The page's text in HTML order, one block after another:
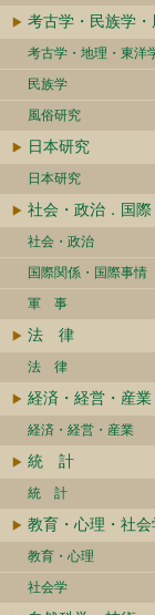
考古学・民族学・
考古学・地理・東洋
民族学
風俗研究
日本研究
日本研究
社会・政治．国
社会・政治
国際関係・国際事情
軍 事
法 律
法 律
経済・経営・産業
経済・経営・産業
統 計
統 計
教育・心理・社会
教育・心理
社会学